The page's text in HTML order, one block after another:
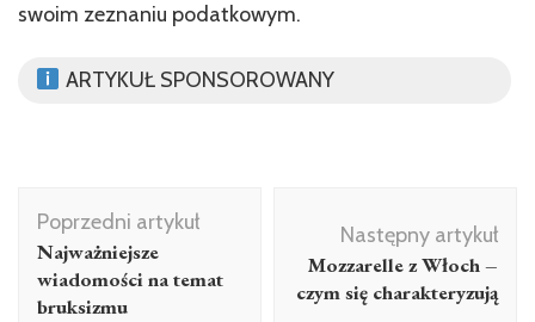
swoim zeznaniu podatkowym.
ARTYKUŁ SPONSOROWANY
Nawigacja
wpisu
Poprzedni artykuł
Najważniejsze
wiadomości na temat
bruksizmu
Następny artykuł
Mozzarelle z Włoch –
czym się charakteryzują